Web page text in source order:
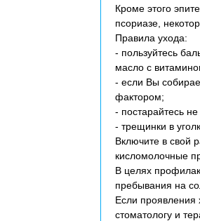
Кроме этого
псориазе,
Правила ухода:
- пользуйтесь
масло с
- если Вы
фактором;
- постарайтесь
- трещинки в
Включите в свой
кисломолочные
В целях
пребывания на
Если проявления
стоматологу и